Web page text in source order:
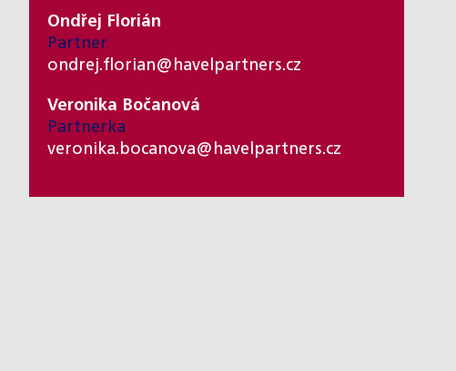
Ondřej Florián
Partner
ondrej.florian@havelpartners.cz
Veronika Bočanová
Partnerka
veronika.bocanova@havelpartners.cz